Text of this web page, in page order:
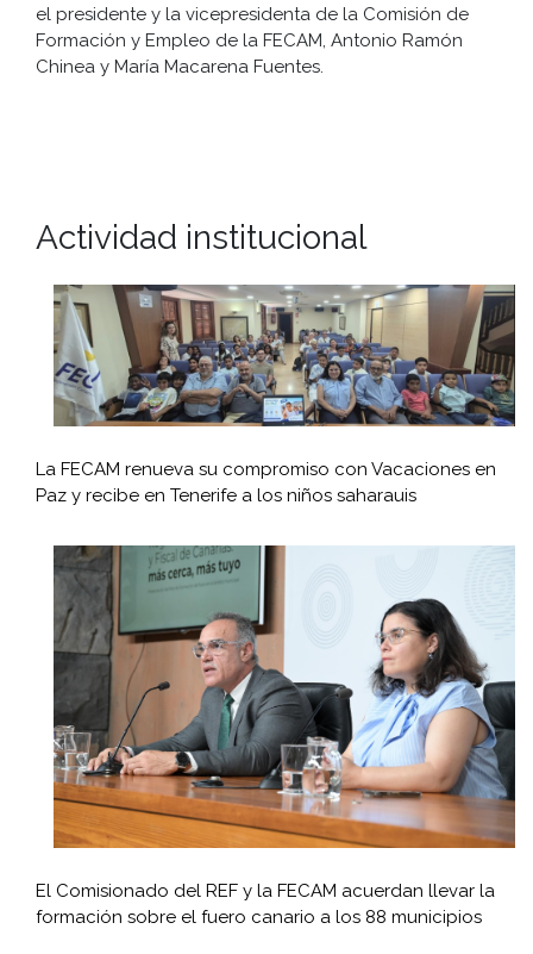
el presidente y la vicepresidenta de la Comisión de
Formación y Empleo de la FECAM, Antonio Ramón
Chinea y María Macarena Fuentes.
Actividad institucional
La FECAM renueva su compromiso con Vacaciones en
Paz y recibe en Tenerife a los niños saharauis
El Comisionado del REF y la FECAM acuerdan llevar la
formación sobre el fuero canario a los 88 municipios